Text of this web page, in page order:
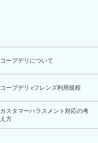
コープデリについて
コープデリ eフレンズ利用規程
カスタマーハラスメント対応の考
え方